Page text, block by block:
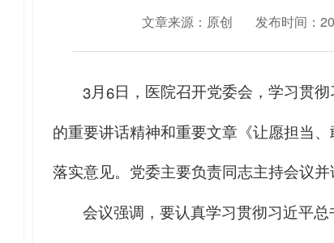
文章来源：原创 发布时间：
3月6日，医院召开党委会，学习贯
的重要讲话精神和重要文章《让愿担当
落实意见。党委主要负责同志主持会议并
会议强调，要认真学习贯彻习近平